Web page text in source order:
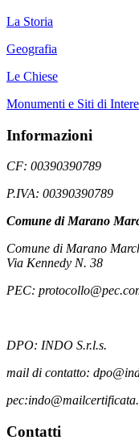
La Storia
Geografia
Le Chiese
Monumenti e Siti di
Informazioni
CF: 00390390789
P.IVA: 00390390789
Comune di Marano
Comune di Marano
Via Kennedy N. 38
PEC:
DPO: INDO S.r.l.s.
mail di contatto:
Contatti